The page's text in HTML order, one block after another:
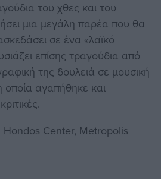
του χθες και του
μια μεγάλη παρέα που θα
σε ένα «λαϊκό
επίσης τραγούδια από
της δουλειά σε μουσική
αγαπήθηκε και
Center, Metropolis